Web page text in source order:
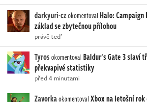
darkyuri-czokomentoval Halo:
základ se zbytečnou přílohou
právě teď
Tyrosokomentoval Baldur's Gate 3 slaví
překvapivé statistiky
před 4 minutami
ZavorkaokomentovalXbox na letošní